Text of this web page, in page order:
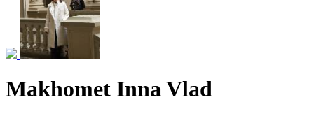
Makhomet Inna Vlad